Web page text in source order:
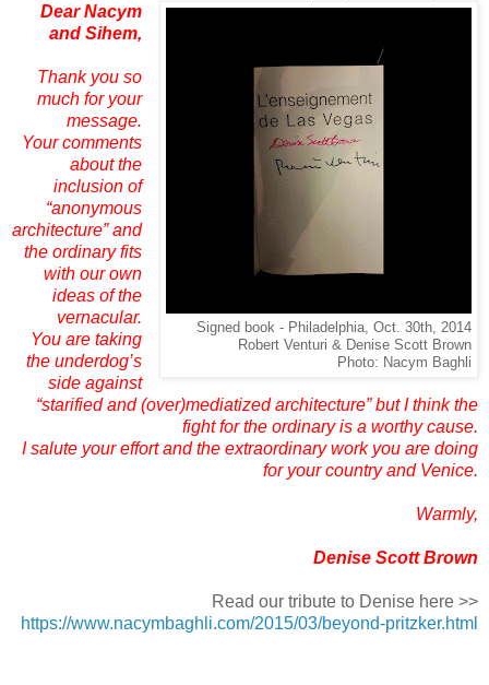
Signed book - Philadelphia, Oct. 30th, 2014
Robert Venturi & Denise Scott Brown
Photo: Nacym Baghli
Dear Nacym
and Sihem,
Thank you so
much for your
message.
Your comments
about the
inclusion of
“anonymous
architecture” and
the ordinary fits
with our own
ideas of the
vernacular.
You are taking
the underdog’s
side against
“starified and (over)mediatized architecture” but I think the
fight for the ordinary is a worthy cause.
I salute your effort and the extraordinary work you are doing
for your country and Venice.
Warmly,
Denise Scott Brown
Read our tribute to Denise here >>
https://www.nacymbaghli.com/2015/03/beyond-pritzker.html